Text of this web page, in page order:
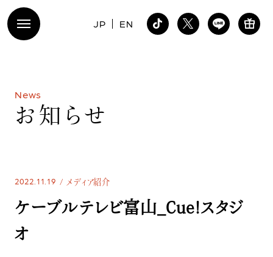
JP EN
News
お 知 ら せ
2022.11.19 メディア紹介
ケーブルテレビ富山_Cue!スタジ
オ